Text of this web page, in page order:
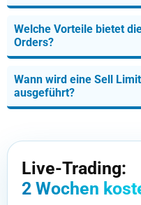
Welche Vorteile bietet
Orders?
Wann wird eine Sell
ausgeführt?
Live-Trading:
2 Wochen